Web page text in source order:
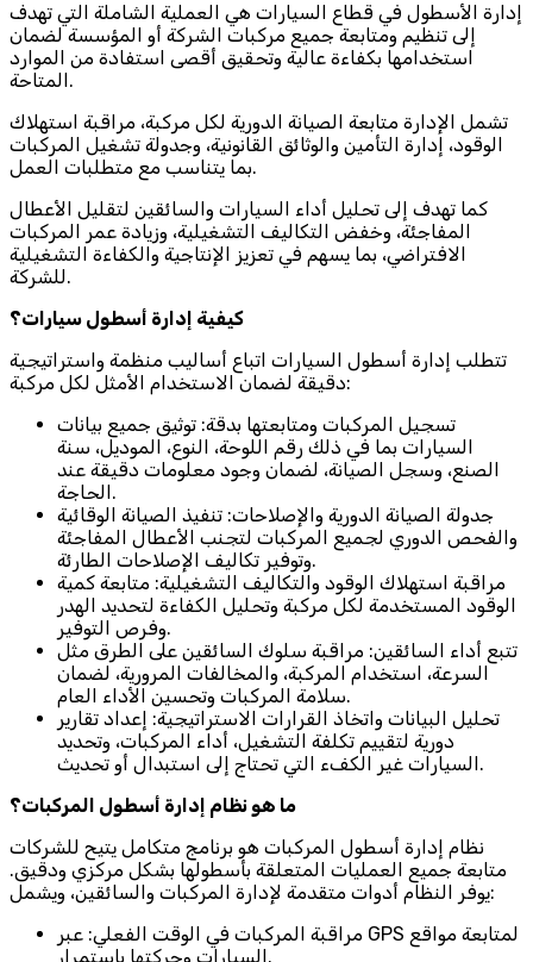
إدارة الأسطول في قطاع السيارات هي العملية الشاملة التي تهدف
إلى تنظيم ومتابعة جميع مركبات الشركة أو المؤسسة لضمان
استخدامها بكفاءة عالية وتحقيق أقصى استفادة من الموارد
المتاحة.
تشمل الإدارة متابعة الصيانة الدورية لكل مركبة، مراقبة استهلاك
الوقود، إدارة التأمين والوثائق القانونية، وجدولة تشغيل المركبات
بما يتناسب مع متطلبات العمل.
كما تهدف إلى تحليل أداء السيارات والسائقين لتقليل الأعطال
المفاجئة، وخفض التكاليف التشغيلية، وزيادة عمر المركبات
الافتراضي، بما يسهم في تعزيز الإنتاجية والكفاءة التشغيلية
للشركة.
كيفية إدارة أسطول سيارات؟
تتطلب إدارة أسطول السيارات اتباع أساليب منظمة واستراتيجية
دقيقة لضمان الاستخدام الأمثل لكل مركبة:
تسجيل المركبات ومتابعتها بدقة: توثيق جميع بيانات
السيارات بما في ذلك رقم اللوحة، النوع، الموديل، سنة
الصنع، وسجل الصيانة، لضمان وجود معلومات دقيقة عند
الحاجة.
جدولة الصيانة الدورية والإصلاحات: تنفيذ الصيانة الوقائية
والفحص الدوري لجميع المركبات لتجنب الأعطال المفاجئة
وتوفير تكاليف الإصلاحات الطارئة.
مراقبة استهلاك الوقود والتكاليف التشغيلية: متابعة كمية
الوقود المستخدمة لكل مركبة وتحليل الكفاءة لتحديد الهدر
وفرص التوفير.
تتبع أداء السائقين: مراقبة سلوك السائقين على الطرق مثل
السرعة، استخدام المركبة، والمخالفات المرورية، لضمان
سلامة المركبات وتحسين الأداء العام.
تحليل البيانات واتخاذ القرارات الاستراتيجية: إعداد تقارير
دورية لتقييم تكلفة التشغيل، أداء المركبات، وتحديد
السيارات غير الكفء التي تحتاج إلى استبدال أو تحديث.
ما هو نظام إدارة أسطول المركبات؟
نظام إدارة أسطول المركبات هو برنامج متكامل يتيح للشركات
متابعة جميع العمليات المتعلقة بأسطولها بشكل مركزي ودقيق.
يوفر النظام أدوات متقدمة لإدارة المركبات والسائقين، ويشمل:
مراقبة المركبات في الوقت الفعلي: عبر GPS لمتابعة مواقع
السيارات وحركتها باستمرار.